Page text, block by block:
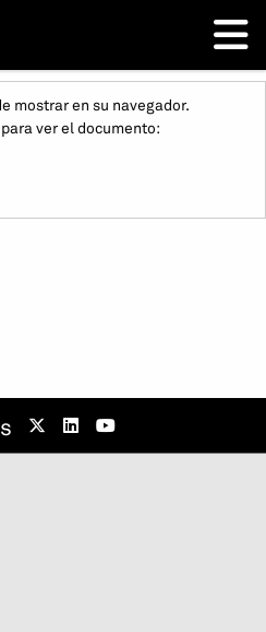
mostrar en su navegador.
ver el documento: